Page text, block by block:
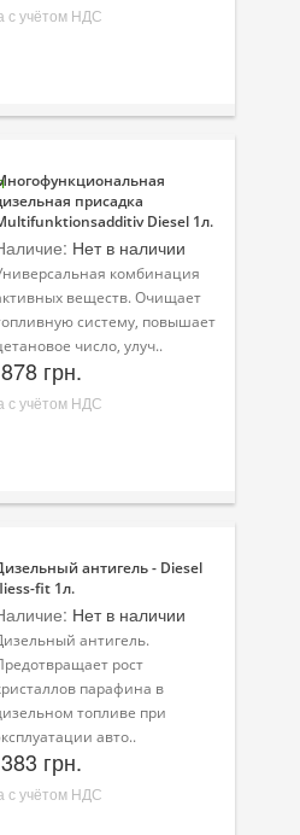
моторов
с учётом НДС
присадка
Diesel 1л.
Нет в наличии
комбинация
веществ. Очищает
систему, повышает
число, улуч..
грн.
с учётом НДС
антигель - Diesel
fit 1л.
Нет в наличии
антигель.
рост
парафина в
топливе при
авто..
грн.
с учётом НДС